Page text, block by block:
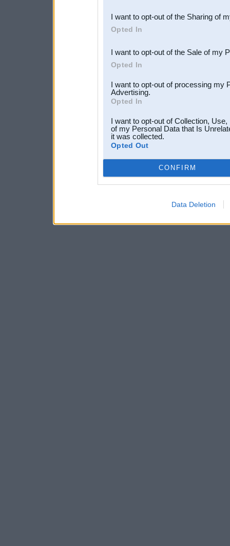
Downstream Participants
third parties.
I want to opt-out of the Sharing of
Opted In
I want to opt-out of the Sale of my
Opted In
I want to opt-out of processing my
Advertising.
Opted In
I want to opt-out of Collection,
of my Personal Data that Is
it was collected.
Opted Out
CONFIRM
Data Deletion